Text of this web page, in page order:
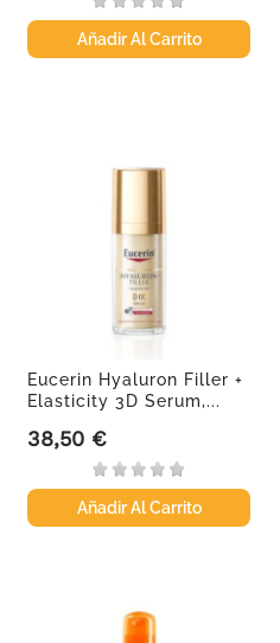
Añadir Al Carrito
Eucerin Hyaluron Filler +
Elasticity 3D Serum,...
Precio
38,50 €
Añadir Al Carrito